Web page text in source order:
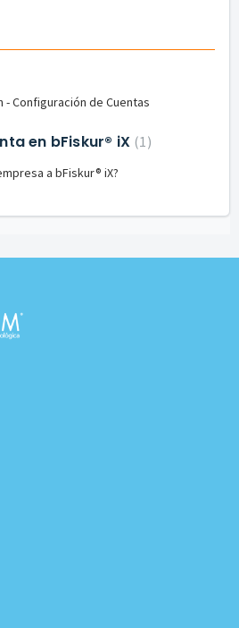
- Configuración de Cuentas
en bFiskur® iX 1
a bFiskur®︎ iX?